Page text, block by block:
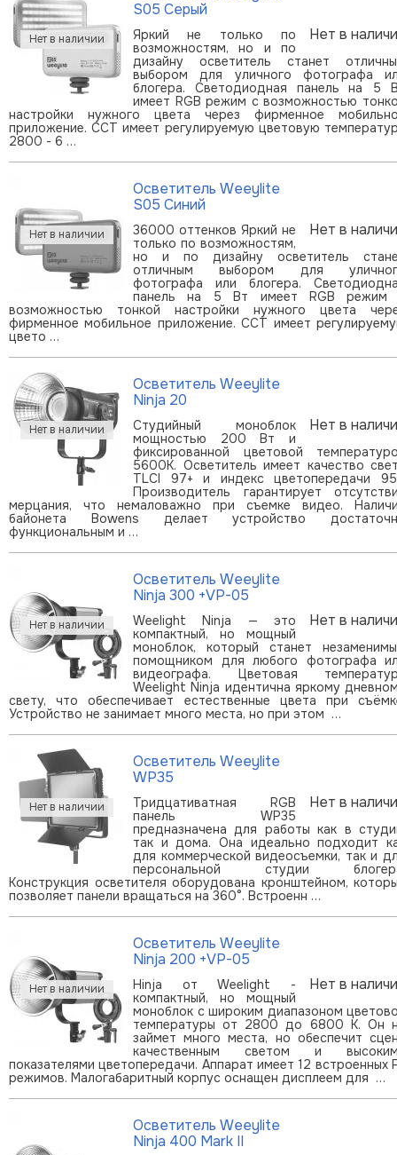
Нет в
S05 Серый
Яркий не только по
возможностям, но и по
дизайну осветитель станет
выбором для уличного фотографа
блогера. Светодиодная панель на 5
имеет RGB режим с возможностью
настройки нужного цвета через фирменное
приложение. CCT имеет регулируемую цветовую
2800 - 6 …
Нет в
Осветитель Weeylite
S05 Синий
36000 оттенков Яркий не
только по возможностям,
но и по дизайну осветитель
отличным выбором для
фотографа или блогера.
панель на 5 Вт имеет RGB режим
возможностью тонкой настройки нужного цвета
фирменное мобильное приложение. CCT имеет
цвето …
Нет в
Осветитель Weeylite
Ninja 20
Студийный моноблок
мощностью 200 Вт и
фиксированной цветовой
5600К. Осветитель имеет качество
TLCI 97+ и индекс цветопередачи
Производитель гарантирует
мерцания, что немаловажно при съемке видео.
байонета Bowens делает устройство
функциональным и …
Нет в
Осветитель Weeylite
Ninja 300 +VP-05
Weelight Ninja — это
компактный, но мощный
моноблок, который станет
помощником для любого фотографа
видеографа. Цветовая
Weelight Ninja идентична яркому
свету, что обеспечивает естественные цвета при
Устройство не занимает много места, но при этом …
Нет в
Осветитель Weeylite
WP35
Тридцативатная RGB
панель WP35
предназначена для работы как в
так и дома. Она идеально подходит
для коммерческой видеосъемки, так и
персональной студии
Конструкция осветителя оборудована кронштейном,
позволяет панели вращаться на 360°. Встроенн …
Нет в
Осветитель Weeylite
Ninja 200 +VP-05
Нinja от Weelight -
компактный, но мощный
моноблок с широким диапазоном
температуры от 2800 до 6800 K. Он
займет много места, но обеспечит
качественным светом и
показателями цветопередачи. Аппарат имеет 12 встроенных
режимов. Малогабаритный корпус оснащен дисплеем для …
Осветитель Weeylite
Ninja 400 Mark II